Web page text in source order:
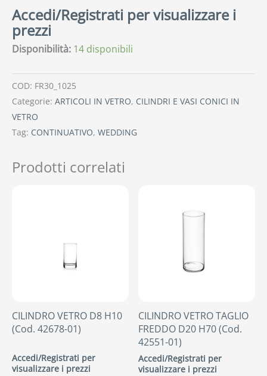
Accedi/Registrati per visualizzare i
prezzi
Disponibilità: 14 disponibili
COD: FR30_1025
Categorie: ARTICOLI IN VETRO, CILINDRI E VASI CONICI IN
VETRO
Tag: CONTINUATIVO, WEDDING
Prodotti correlati
CILINDRO VETRO D8 H10
(Cod. 42678-01)
Accedi/Registrati per
visualizzare i prezzi
CILINDRO VETRO TAGLIO
FREDDO D20 H70 (Cod.
42551-01)
Accedi/Registrati per
visualizzare i prezzi